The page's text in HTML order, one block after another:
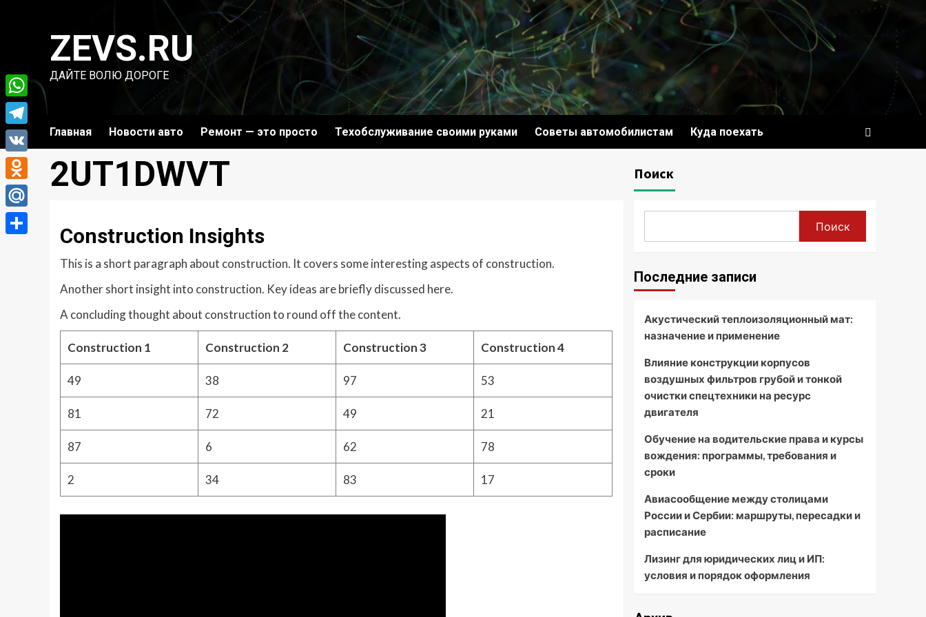
содержимомуZEVS.RU
ДАЙТЕ ВОЛЮ ДОРОГЕ
Главная Новости авто Ремонт — это просто Техобслуживание своими руками Советы автомобилистам Куда поехать
2UT1DWVT
Construction Insights
This is a short paragraph about construction. It covers some interesting aspects of construction.
Another short insight into construction. Key ideas are briefly discussed here.
A concluding thought about construction to round off the content.
Construction 1 Construction 2 Construction 3 Construction 4
49 38 97 53
81 72 49 21
87 6 62 78
2 34 83 17
Поиск
Поиск
Последние записи
Акустический теплоизоляционный мат:
назначение и применение
Влияние конструкции корпусов
воздушных фильтров грубой и тонкой
очистки спецтехники на ресурс
двигателя
Обучение на водительские права и курсы
вождения: программы, требования и
сроки
Авиасообщение между столицами
России и Сербии: маршруты, пересадки и
расписание
Лизинг для юридических лиц и ИП:
условия и порядок оформления
WhatsApp
Telegram
VK
Odnoklassniki
Mail.Ru
Отправить